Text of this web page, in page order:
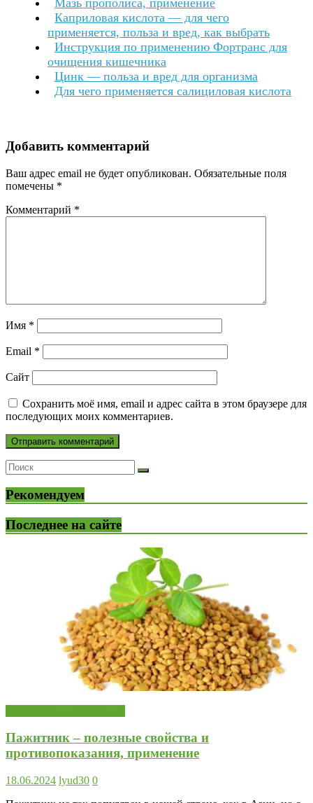
Мазь прополиса, применение
Каприловая кислота — для чего
применяется, польза и вред, как выбрать
Инструкция по применению Фортранс для
очищения кишечника
Цинк — польза и вред для организма
Для чего применяется салициловая кислота
Добавить комментарий
Ваш адрес email не будет опубликован. Обязательные поля
помечены *
Комментарий *
Имя *
Email *
Сайт
Сохранить моё имя, email и адрес сайта в этом браузере для
последующих моих комментариев.
Рекомендуем
Последнее на сайте
Пажитник – полезные свойства и
противопоказания, применение
18.06.2024 lyud30 0